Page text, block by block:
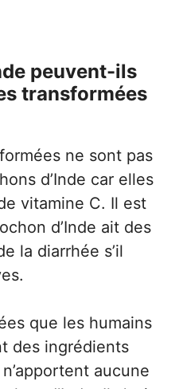
peuvent-ils
transformées
ne sont pas
d’Inde car elles
vitamine C. Il est
d’Inde ait des
la diarrhée s’il
que les humains
des ingrédients
aucune